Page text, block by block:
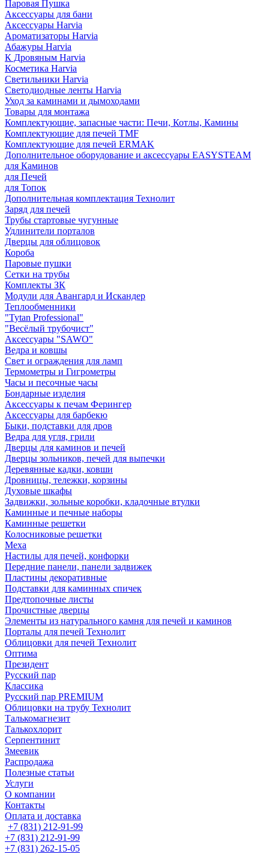
Паровая Пушка
Аксессуары для бани
Аксессуары Harvia
Ароматизаторы Harvia
Абажуры Harvia
К Дровяным Harvia
Косметика Harvia
Светильники Harvia
Светодиодные ленты Harvia
Уход за каминами и дымоходами
Товары для монтажа
Комплектующие, запасные части: Печи, Котлы, Камины
Комплектующие для печей TMF
Комплектующие для печей ERMAK
Дополнительное оборудование и аксессуары EASYSTEAM
для Каминов
для Печей
для Топок
Дополнительная комплектация Технолит
Заряд для печей
Трубы стартовые чугунные
Удлинители порталов
Дверцы для облицовок
Короба
Паровые пушки
Сетки на трубы
Комплекты ЗК
Модули для Авангард и Искандер
Теплообменники
"Tytan Professional"
"Весёлый трубочист"
Аксессуары "SAWO"
Ведра и ковшы
Свет и ограждения для ламп
Термометры и Гигрометры
Часы и песочные часы
Бондарные изделия
Аксессуары к печам Ферингер
Аксессуары для барбекю
Быки, подставки для дров
Ведра для угля, грили
Дверцы для каминов и печей
Дверцы зольников, печей для выпечки
Деревянные кадки, ковши
Дровницы, тележки, корзины
Духовые шкафы
Задвижки, зольные коробки, кладочные втулки
Каминные и печные наборы
Каминные решетки
Колосниковые решетки
Меха
Настилы для печей, конфорки
Передние панели, панели задвижек
Пластины декоративные
Подставки для каминных спичек
Предтопочные листы
Прочистные дверцы
Элементы из натурального камня для печей и каминов
Порталы для печей Технолит
Облицовки для печей Технолит
Оптима
Президент
Русский пар
Классика
Русский пар PREMIUM
Облицовки на трубу Технолит
Талькомагнезит
Талькохлорит
Серпентинит
Змеевик
Распродажа
Полезные статьи
Услуги
О компании
Контакты
Оплата и доставка
+7 (831) 212-91-99
+7 (831) 212-91-99
+7 (831) 262-15-05